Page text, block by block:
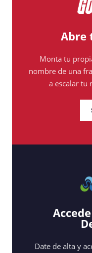
Abre
Monta tu
nombre de una
a escalar tu
Date de alta y